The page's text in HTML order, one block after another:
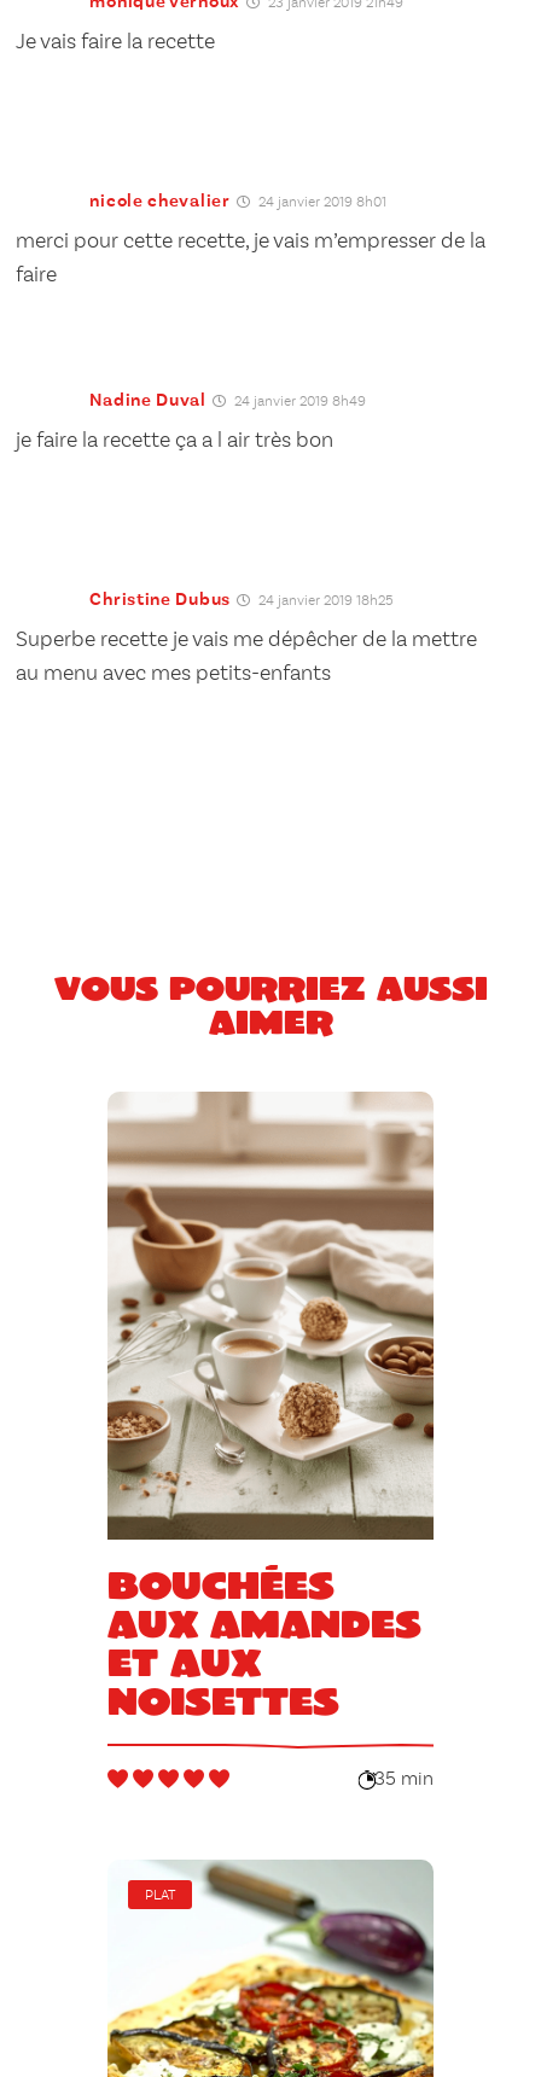
23 janvier 2019 21h49
Je vais faire la recette
nicole chevalier 24 janvier 2019 8h01
merci pour cette recette, je vais m’empresser de la
faire
Nadine Duval 24 janvier 2019 8h49
je faire la recette ça a l air très bon
Christine Dubus 24 janvier 2019 18h25
Superbe recette je vais me dépêcher de la mettre
au menu avec mes petits-enfants
Vous pourriez aussi
aimer
Bouchées
aux amandes
et aux
noisettes
35 min
PLAT